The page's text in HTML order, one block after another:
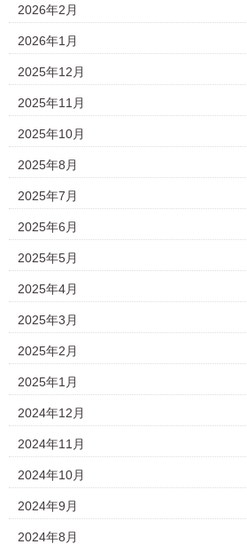
2026年2月
2026年1月
2025年12月
2025年11月
2025年10月
2025年8月
2025年7月
2025年6月
2025年5月
2025年4月
2025年3月
2025年2月
2025年1月
2024年12月
2024年11月
2024年10月
2024年9月
2024年8月